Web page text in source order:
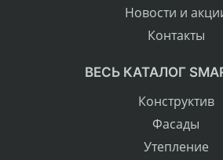
Новости и
Контакты
ВЕСЬ КАТАЛОГ
Конструктив
Фасады
Утепление